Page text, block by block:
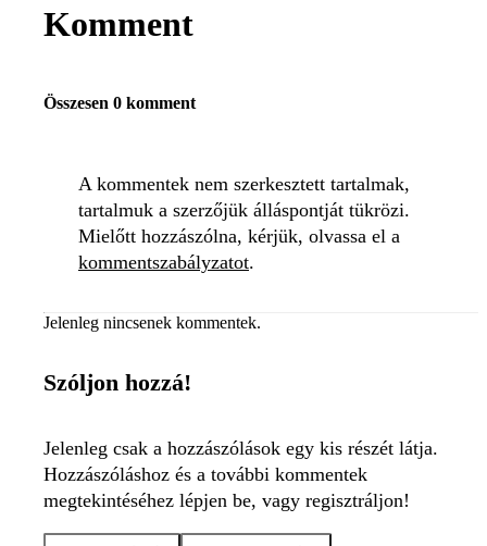
Komment
Összesen 0 komment
A kommentek nem szerkesztett tartalmak,
tartalmuk a szerzőjük álláspontját tükrözi.
Mielőtt hozzászólna, kérjük, olvassa el a
kommentszabályzatot.
Jelenleg nincsenek kommentek.
Szóljon hozzá!
Jelenleg csak a hozzászólások egy kis részét látja.
Hozzászóláshoz és a további kommentek
megtekintéséhez lépjen be, vagy regisztráljon!